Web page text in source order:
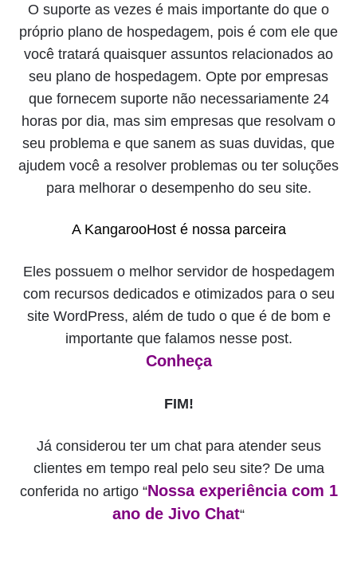
O suporte as vezes é mais importante do que o
próprio plano de hospedagem, pois é com ele que
você tratará quaisquer assuntos relacionados ao
seu plano de hospedagem. Opte por empresas
que fornecem suporte não necessariamente 24
horas por dia, mas sim empresas que resolvam o
seu problema e que sanem as suas duvidas, que
ajudem você a resolver problemas ou ter soluções
para melhorar o desempenho do seu site.
A KangarooHost é nossa parceira
Eles possuem o melhor servidor de hospedagem
com recursos dedicados e otimizados para o seu
site WordPress, além de tudo o que é de bom e
importante que falamos nesse post.
Conheça
FIM!
Já considerou ter um chat para atender seus
clientes em tempo real pelo seu site? De uma
conferida no artigo “Nossa experiência com 1
ano de Jivo Chat“